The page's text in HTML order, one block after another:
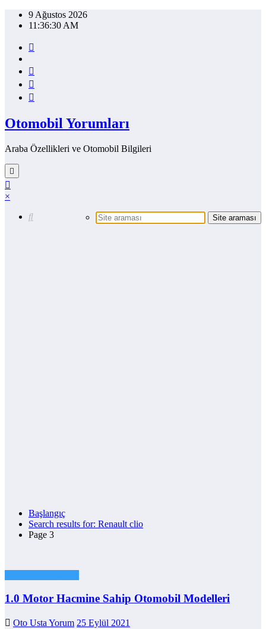
İçeriğe9 Ağustos 2026
11:36:30 AM
Otomobil Yorumları
Araba Özellikleri ve Otomobil Bilgileri
×
Başlangıç
Search results for: Renault clio
Page 3
1.0 Motor Hacmine Sahip Otomobil Modelleri
Oto Usta Yorum 25 Eylül 2021